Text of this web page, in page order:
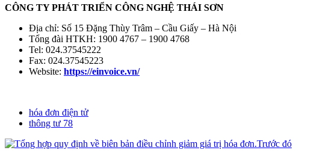
CÔNG TY PHÁT TRIỂN CÔNG NGHỆ THÁI SƠN
Địa chỉ: Số 15 Đặng Thùy Trâm – Cầu Giấy – Hà Nội
Tổng đài HTKH: 1900 4767 – 1900 4768
Tel: 024.37545222
Fax: 024.37545223
Website: https://einvoice.vn/
hóa đơn điện tử
thông tư 78
Trước đó